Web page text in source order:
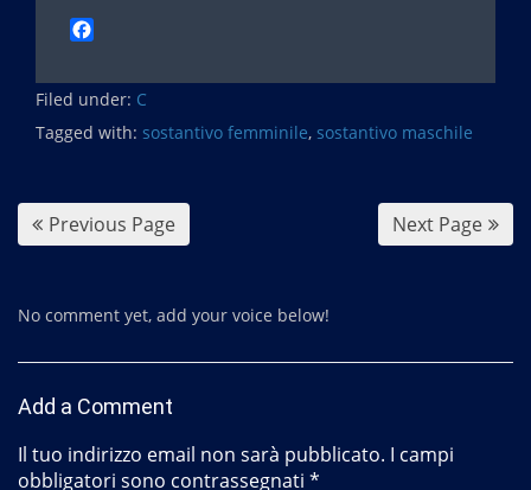
c
e
b
Filed under: C
Tagged with: sostantivo femminile, sostantivo maschile
Previous Page Next Page
No comment yet, add your voice below!
Add a Comment
Il tuo indirizzo email non sarà pubblicato. I campi
obbligatori sono contrassegnati *